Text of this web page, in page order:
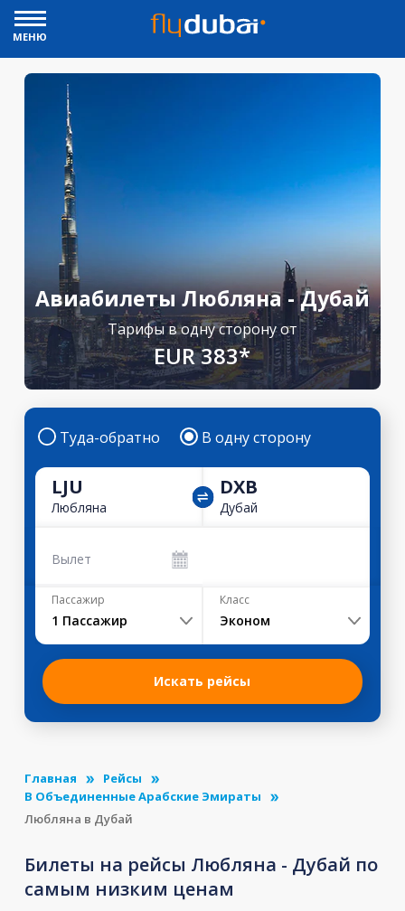
МЕНЮ
Авиабилеты Любляна - Дубай
Тарифы в одну сторону от
EUR 383*
Туда-обратно В одну сторону
LJU
Любляна
DXB
Дубай
Вылет
Пассажир
1 Пассажир
Класс
Эконом
Искать рейсы
Главная
Рейсы
В Объединенные Арабские Эмираты
Любляна в Дубай
Билеты на рейсы Любляна - Дубай по
самым низким ценам